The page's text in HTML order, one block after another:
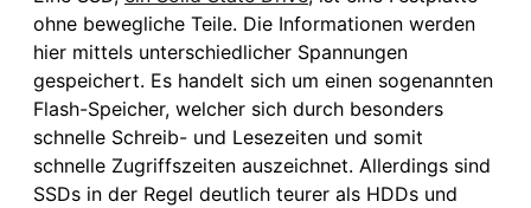
ohne bewegliche Teile. Die Informationen werden
hier mittels unterschiedlicher Spannungen
gespeichert. Es handelt sich um einen sogenannten
Flash-Speicher, welcher sich durch besonders
schnelle Schreib- und Lesezeiten und somit
schnelle Zugriffszeiten auszeichnet. Allerdings sind
SSDs in der Regel deutlich teurer als HDDs und